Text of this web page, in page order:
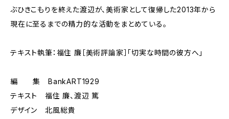
ぶひきこもりを終えた渡辺が、美術家として復帰した2013年から
現在に至るまでの精力的な活動をまとめている。
テキスト執筆：福住 廉［美術評論家］「切実な時間の彼方へ」
編 集 BankART1929
テキスト 福住 廉、渡辺 篤
デザイン 北風総貴